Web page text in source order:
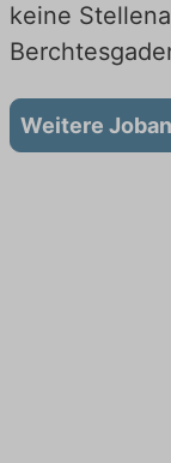
keine
Weitere